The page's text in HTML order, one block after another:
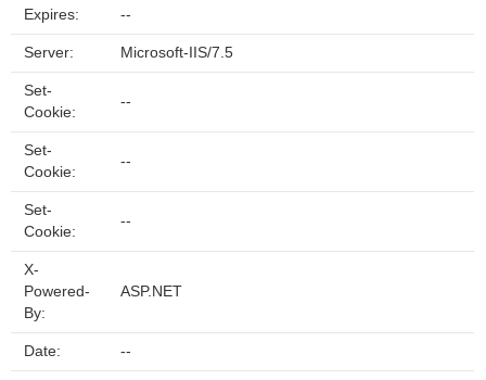
Expires: --
Server: Microsoft-IIS/7.5
Set-
Cookie:
--
Set-
Cookie:
--
Set-
Cookie:
--
X-
Powered-
By:
ASP.NET
Date: --